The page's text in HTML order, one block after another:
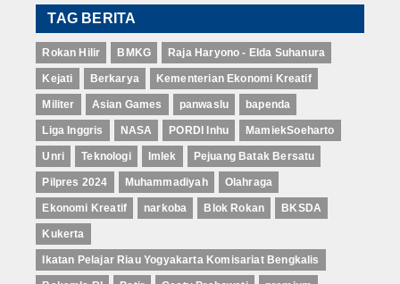
TAG BERITA
Rokan Hilir BMKG Raja Haryono - Elda Suhanura
Kejati Berkarya Kementerian Ekonomi Kreatif
Militer Asian Games panwaslu bapenda
Liga Inggris NASA PORDI Inhu MamiekSoeharto
Unri Teknologi Imlek Pejuang Batak Bersatu
Pilpres 2024 Muhammadiyah Olahraga
Ekonomi Kreatif narkoba Blok Rokan BKSDA
Kukerta
Ikatan Pelajar Riau Yogyakarta Komisariat Bengkalis